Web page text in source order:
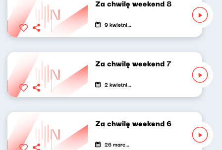
Za chwilę weekend 8
9 kwietnia 2021
Za chwilę weekend 7
2 kwietnia 2021
Za chwilę weekend 6
26 marca 2021